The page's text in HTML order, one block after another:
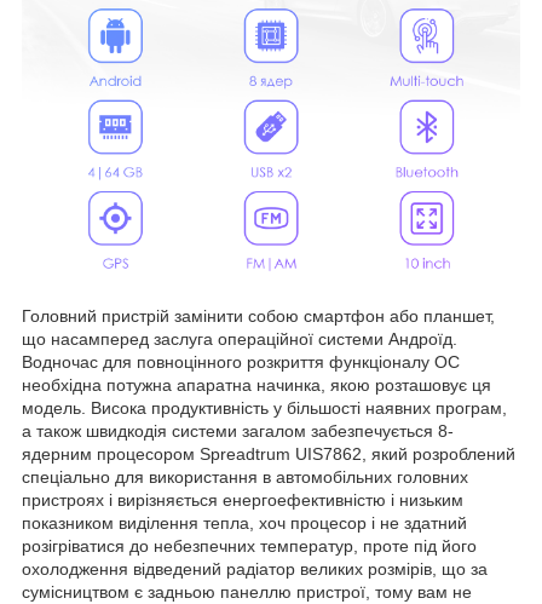
Головний пристрій замінити собою смартфон або планшет,
що насамперед заслуга операційної системи Андроїд.
Водночас для повноцінного розкриття функціоналу ОС
необхідна потужна апаратна начинка, якою розташовує ця
модель. Висока продуктивність у більшості наявних програм,
а також швидкодія системи загалом забезпечується 8-
ядерним процесором Spreadtrum UIS7862, який розроблений
спеціально для використання в автомобільних головних
пристроях і вирізняється енергоефективністю і низьким
показником виділення тепла, хоч процесор і не здатний
розігріватися до небезпечних температур, проте під його
охолодження відведений радіатор великих розмірів, що за
сумісництвом є задньою панеллю пристрої, тому вам не